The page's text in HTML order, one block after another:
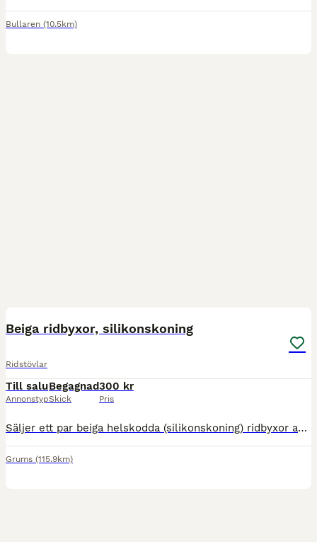
Bullaren (10.5km)
Beiga ridbyxor, silikonskoning
Ridstövlar
Till salu
Annonstyp
Begagnad
Skick
300 kr
Pris
Säljer ett par beiga helskodda (silikonskoning) ridbyxor använda 2-3 ggr. Lite missfärgade av sadeln i bak. Strl 36 Nypris 1200 kr säljer för 300, köparen betalar ev. frakt. Finns I Värmskog kan tas
Grums (115.9km)